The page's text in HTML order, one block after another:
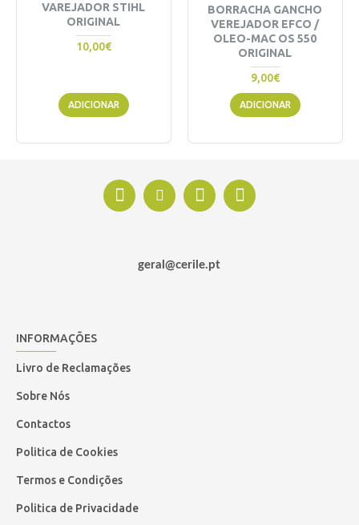
VAREJADOR STIHL
ORIGINAL
10,00€
ADICIONAR
BORRACHA GANCHO
VEREJADOR EFCO /
OLEO-MAC OS 550
ORIGINAL
9,00€
ADICIONAR
geral@cerile.pt
INFORMAÇÕES
Livro de Reclamações
Sobre Nós
Contactos
Politica de Cookies
Termos e Condições
Politica de Privacidade